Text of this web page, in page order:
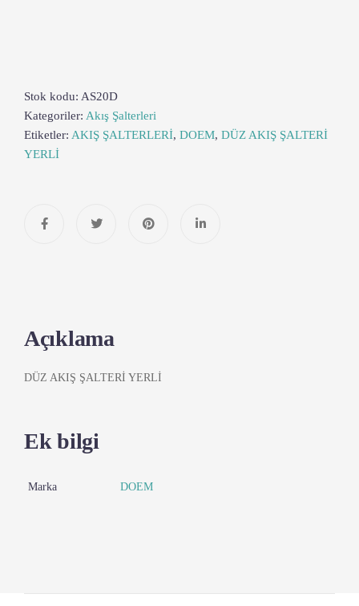
Stok kodu: AS20D
Kategoriler: Akış Şalterleri
Etiketler: AKIŞ ŞALTERLERİ, DOEM, DÜZ AKIŞ ŞALTERİ
YERLİ
Açıklama
DÜZ AKIŞ ŞALTERİ YERLİ
Ek bilgi
Marka DOEM